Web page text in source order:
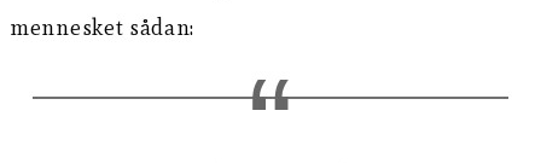
mennesket sådan: